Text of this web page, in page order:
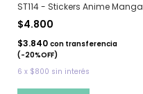
ST114 - Stickers Anime Manga
$4.800
$3.840 con transferencia
(-20%OFF)
6 x $800 sin interés